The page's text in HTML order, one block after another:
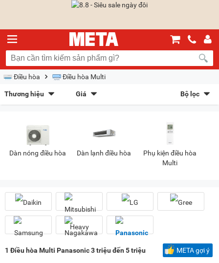
Điều hòa Điều hòa Multi
Thương hiệu
Daikin (50)
(27)
Panasonic
Nagakawa
Giá
Sắp xếp theo
Bán chạy nhất
Mới nhất
Chọn khoảng giá
1,5 triệu - 2 triệu
(3)
2 triệu - 3 triệu (4)
3 triệu - 5 triệu (5)
Bộ lọc
Dàn nóng điều hòa Dàn lạnh điều hòa
Phụ kiện điều hòa
Multi
1Điều hòa Multi Panasonic 3 triệu đến 5 triệu META gợi ý